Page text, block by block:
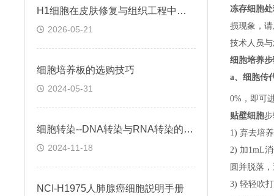
H1细胞在皮肤修复与组织工程中的应用前景
2026-05-21
细胞培养板的选购技巧
2024-05-31
细胞转染--DNA转染与RNA转染的区别
2024-11-18
NCI-H1975人肺腺癌细胞説明手册
冻存细胞
损现象，
技术人员
细胞培养
a、 细胞传
0%，即可
贴壁细胞
1) 弃去培
2) 加1mL
圆并脱落
3) 轻轻吹